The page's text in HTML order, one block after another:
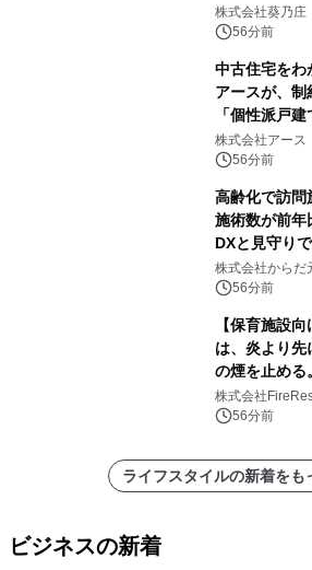
株式会社葵乃庄
56分前
中古住宅をわ
アースが、制
「個性派戸
選」を公開
株式会社アース
56分前
高齢化で訪
施術数が前
DXと見守り
株式会社からだ
56分前
【保育施設
は、炎より先
の煙を止める
供開始
株式会社
56分前
ライフスタイルの新着をも
ビジネスの新着